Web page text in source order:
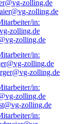
zolling.de
zolling.de
zolling.de
zolling.de